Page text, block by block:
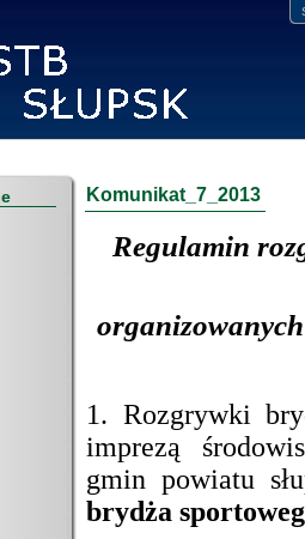
Komunikat_7_2013
Regulamin
1. Rozgrywki
imprezą
gmin powiatu
brydża